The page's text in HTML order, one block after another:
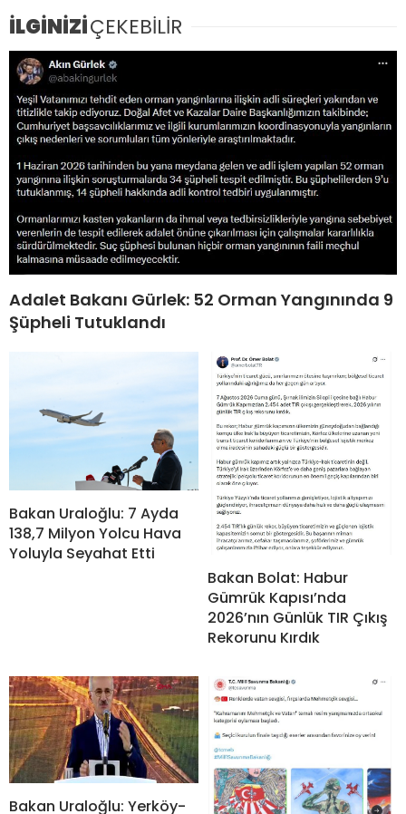
İLGİNİZİÇEKEBİLİR
Adalet Bakanı Gürlek: 52 Orman Yangınında 9
Şüpheli Tutuklandı
Bakan Uraloğlu: 7 Ayda
138,7 Milyon Yolcu Hava
Yoluyla Seyahat Etti
Bakan Bolat: Habur
Gümrük Kapısı’nda
2026’nın Günlük TIR Çıkış
Rekorunu Kırdık
Bakan Uraloğlu: Yerköy-